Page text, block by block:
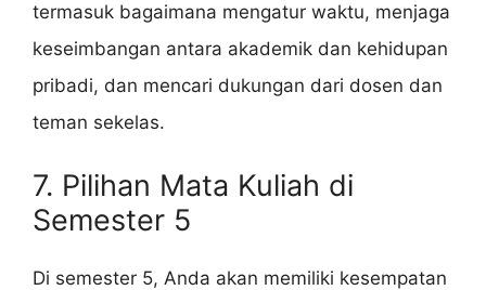
termasuk bagaimana mengatur waktu, menjaga
keseimbangan antara akademik dan kehidupan
pribadi, dan mencari dukungan dari dosen dan
teman sekelas.
7. Pilihan Mata Kuliah di
Semester 5
Di semester 5, Anda akan memiliki kesempatan